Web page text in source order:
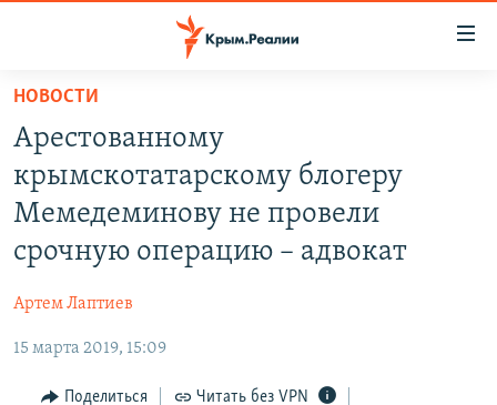
Вернуться
основному
содержанию
Вернутся
главной
Вернутся
СПЕЦПРОЕКТЫ
ВОДА
ИНФОГРАФИКА
ТЕЛЕПРОЕКТ КРЫМ.РЕАЛИИ
РАДІО СВОБОДА
КАК ОБОЙТИ БЛОКИРОВКУ
НОВОСТИ
Арестованному
крымскотатарскому блогеру
Мемедеминову не провели
срочную операцию – адвокат
Артем Лаптиев
15 марта 2019, 15:09
Поделиться Читать без VPN